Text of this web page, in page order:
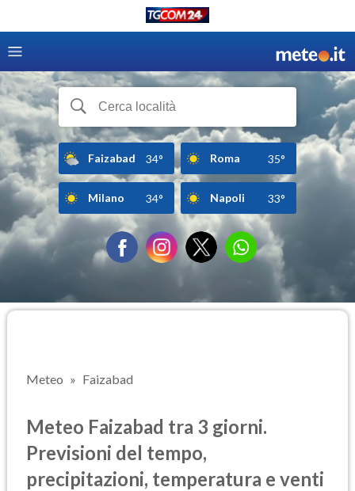
Faizabad 34° Roma 35°
Milano 34° Napoli 33°
Meteo Faizabad
Meteo Faizabad tra 3 giorni.
Previsioni del tempo,
precipitazioni, temperatura e venti